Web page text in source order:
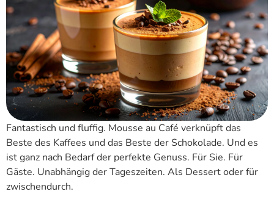
Fantastisch und fluffig. Mousse au Café verknüpft das
Beste des Kaffees und das Beste der Schokolade. Und es
ist ganz nach Bedarf der perfekte Genuss. Für Sie. Für
Gäste. Unabhängig der Tageszeiten. Als Dessert oder für
zwischendurch.